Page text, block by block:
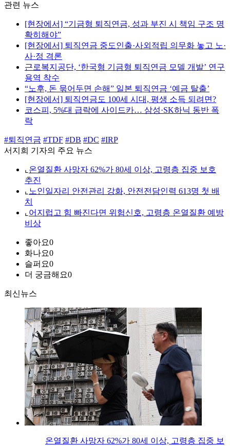
관련 뉴스
[현장에서] “기금형 퇴직연금, 성과 부진 시 책임 구조 명
확히해야”
[현장에서] 퇴직연금 중도인출·사외적립 의무화 놓고 노·
사·정 격론
근로복지공단, ‘한국형 기금형 퇴직연금 모델 개발’ 연구
용역 착수
“노후, 돈 묶어두면 손해” 일본 퇴직연금 ‘예금 탈출’
[현장에서] 퇴직연금도 100세 시대, 평생 소득 되려면?
코스피, 5%대 급락에 사이드카… 삼성·SK하닉 동반 폭
락
#퇴직연금 #TDF #DB #DC #IRP
서지희 기자의 주요 뉴스
⌞ 온열질환 사망자 62%가 80세 이상, 고령층 집중 보호
추진
⌞ 노인일자리 안전관리 강화, 안전전담인력 613명 첫 배
치
⌞ 어지럽고 힘 빠진다면 위험신호, 고령층 온열질환 예방
비상
좋아요0
화나요0
슬퍼요0
더 궁금해요0
최신뉴스
온열질환 사망자 62%가 80세 이상, 고령층 집중 보